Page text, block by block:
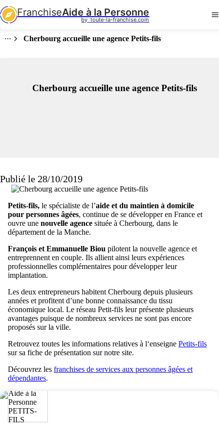
FranchiseAide à la Personne
by  toute-la-franchise.com
Cherbourg accueille une agence Petits-fils
Cherbourg accueille une agence Petits-fils
Publié le 28/10/2019
Petits-fils, le spécialiste de l’aide et du maintien à domicile
pour personnes âgées, continue de se développer en France et
ouvre une nouvelle agence située à Cherbourg, dans le
département de la Manche.
François et Emmanuelle Biou pilotent la nouvelle agence et
entreprennent en couple. Ils allient ainsi leurs expériences
professionnelles complémentaires pour développer leur
implantation.
Les deux entrepreneurs habitent Cherbourg depuis plusieurs
années et profitent d’une bonne connaissance du tissu
économique local. Le réseau Petit-fils leur présente plusieurs
avantages puisque de nombreux services ne sont pas encore
proposés sur la ville.
Retrouvez toutes les informations relatives à l‘enseigne Petits-fils
sur sa fiche de présentation sur notre site.
Découvrez les franchises de services aux personnes âgées et
dépendantes.